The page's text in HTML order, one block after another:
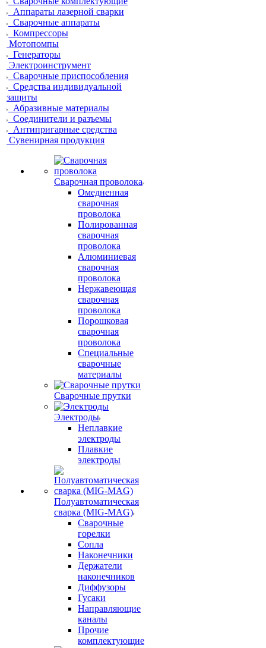
Аппараты лазерной сварки
Сварочные аппараты
Компрессоры
Мотопомпы
Генераторы
Электроинструмент
Сварочные приспособления
Средства индивидуальной
защиты
Абразивные материалы
Соединители и разъемы
Антипригарные средства
Сувенирная продукция
Сварочная проволока
Омедненная
сварочная
проволока
Полированная
сварочная
проволока
Алюминиевая
сварочная
проволока
Нержавеющая
сварочная
проволока
Порошковая
сварочная
проволока
Специальные
сварочные
материалы
Сварочные прутки
Электроды
Неплавкие
электроды
Плавкие
электроды
Полуавтоматическая
сварка (MIG-MAG)
Сварочные
горелки
Сопла
Наконечники
Держатели
наконечников
Диффузоры
Гусаки
Направляющие
каналы
Прочие
комплектующие